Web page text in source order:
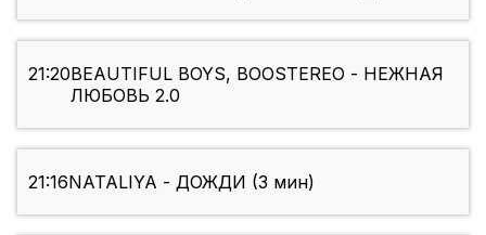
21:20BEAUTIFUL BOYS, BOOSTEREO - НЕЖНАЯ
ЛЮБОВЬ 2.0
21:16NATALIYA - ДОЖДИ (3 мин)